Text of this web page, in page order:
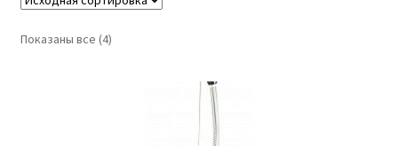
Показаны все (4)